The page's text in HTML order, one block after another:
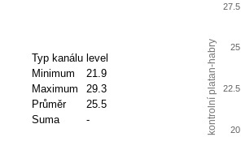
Typ kanálu level
Minimum
21.9
Maximum
29.3
Průměr
25.5
Suma
- kontrolní platan-habry 20
22.5
25
27.5